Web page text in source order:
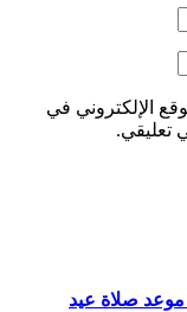
الإلكتروني في
تعليقي.
موعد صلاة عيد